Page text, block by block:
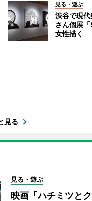
見る・遊ぶ
渋谷で現代
さん個展
女性描く
見る
見る・遊ぶ
映画「ハチミツと